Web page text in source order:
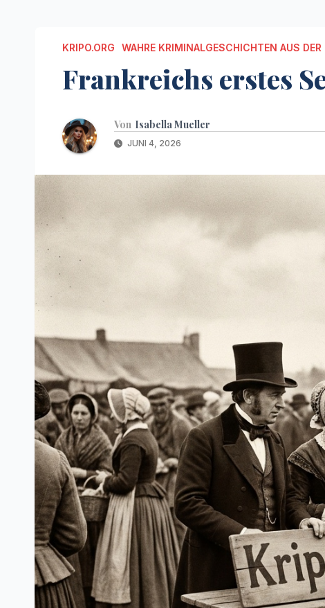
KRIPO.ORG WAHRE KRIMINALGESCHICHTEN AUS
Frankreichs erstes
Von Isabella Mueller
JUNI 4, 2026